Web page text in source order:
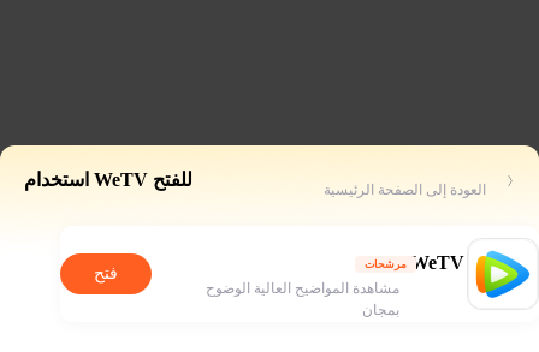
للفتح WeTV استخدام العودة إلى الصفحة الرئيسية
WeTV مرشحات
مشاهدة المواضيح العالية الوضوح
بمجان
فتح